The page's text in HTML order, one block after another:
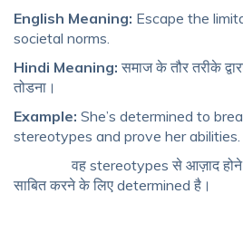
English Meaning: Escape the
societal norms.
Hindi Meaning: समाज के तौर तरीके
तोडना।
Example: She’s determined to
stereotypes and prove her abilities.
वह stereotypes से आज़ाद होने
साबित करने के लिए determined है।